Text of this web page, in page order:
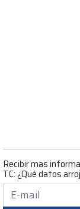
Recibir mas
TC: ¿Qué datos